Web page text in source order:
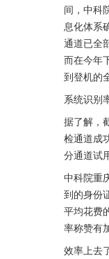
间，中科
息化体系
通道已全
而在今年
到登机的
系统识别
据了解，
检通道成
分通道试
中科院重
到的身份
平均花费
率称赞有
效率上去